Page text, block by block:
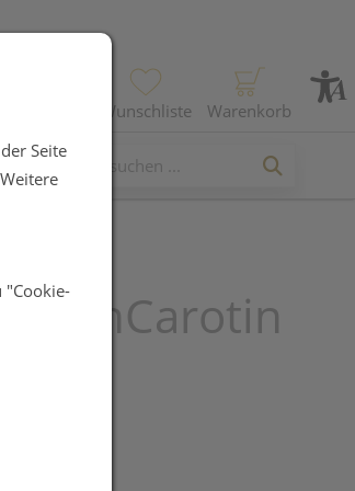
Wunschliste Warenkorb
Seite
"Cookie-